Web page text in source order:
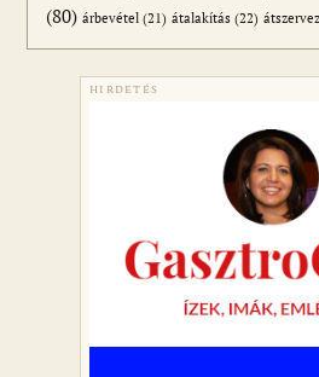
(80) árbevétel (21) átalakítás (22)
HIRDETÉS